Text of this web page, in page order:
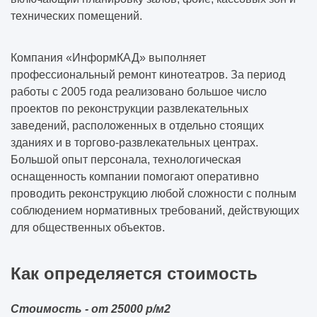
технических помещений.
Компания «ИнформКАД» выполняет
профессиональный ремонт кинотеатров. За период
работы с 2005 года реализовано большое число
проектов по реконструкции развлекательных
заведений, расположенных в отдельно стоящих
зданиях и в торгово-развлекательных центрах.
Большой опыт персонала, технологическая
оснащенность компании помогают оперативно
проводить реконструкцию любой сложности с полным
соблюдением нормативных требований, действующих
для общественных объектов.
Как определяется стоимость
Стоимость - от 25000 р/м2